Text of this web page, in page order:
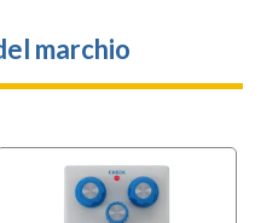
marchio